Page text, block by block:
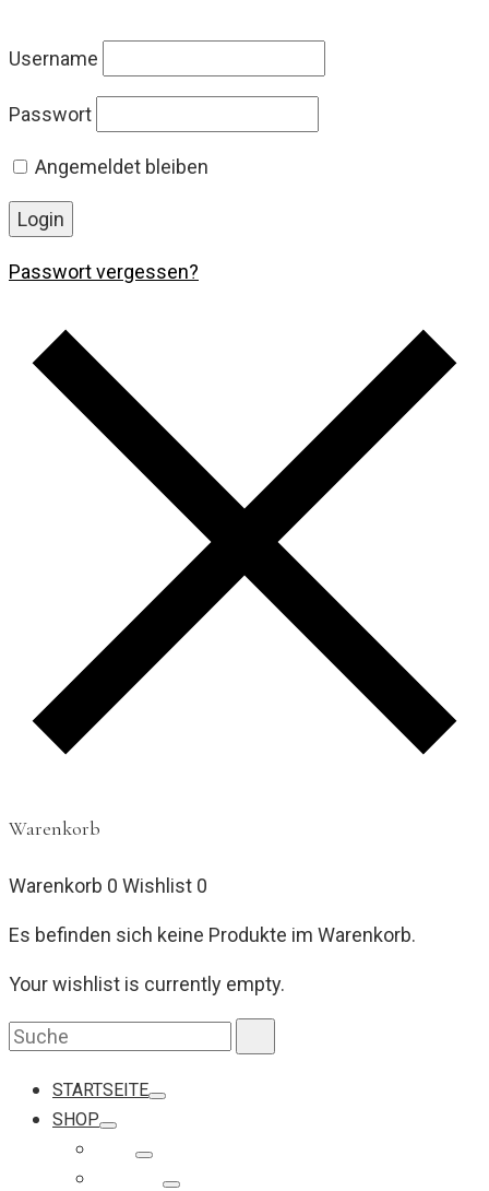
Username
Passwort
Angemeldet bleiben
Login
Passwort vergessen?
Warenkorb
Warenkorb 0 Wishlist 0
Es befinden sich keine Produkte im Warenkorb.
Your wishlist is currently empty.
Search
STARTSEITE
SHOP